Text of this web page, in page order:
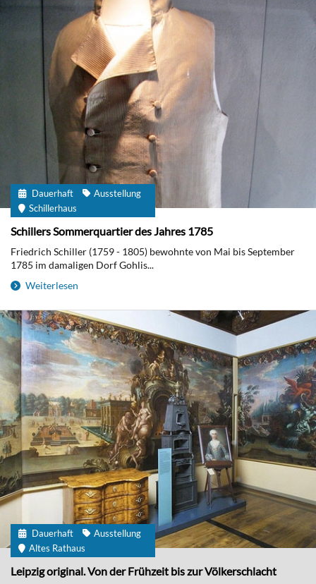
Dauerhaft
Ausstellung
Schillerhaus
Schillers Sommerquartier des Jahres 1785
Friedrich Schiller (1759 - 1805) bewohnte von Mai bis September
1785 im damaligen Dorf Gohlis...
Weiterlesen
Dauerhaft
Ausstellung
Altes Rathaus
Leipzig original. Von der Frühzeit bis zur Völkerschlacht